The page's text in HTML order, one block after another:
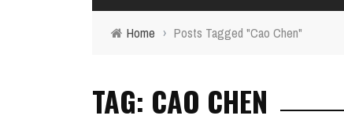
Home › Posts Tagged "Cao Chen"
TAG: CAO CHEN